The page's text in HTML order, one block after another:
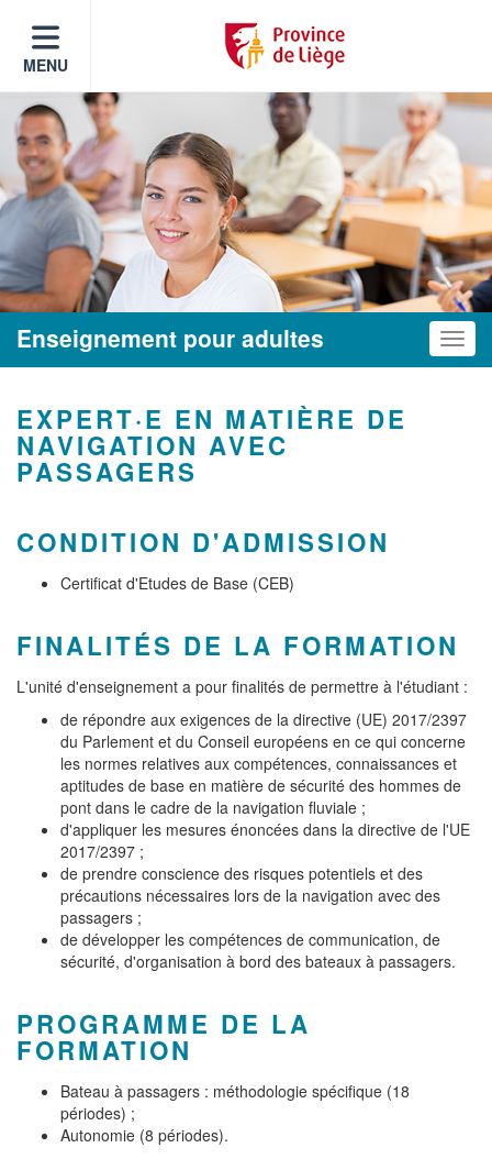
MENU
Enseignement pour adultes
EXPERT·E EN MATIÈRE DE
NAVIGATION AVEC
PASSAGERS
CONDITION D'ADMISSION
Certificat d'Etudes de Base (CEB)
FINALITÉS DE LA FORMATION
L'unité d'enseignement a pour finalités de permettre à l'étudiant :
de répondre aux exigences de la directive (UE) 2017/2397
du Parlement et du Conseil européens en ce qui concerne
les normes relatives aux compétences, connaissances et
aptitudes de base en matière de sécurité des hommes de
pont dans le cadre de la navigation fluviale ;
d'appliquer les mesures énoncées dans la directive de l'UE
2017/2397 ;
de prendre conscience des risques potentiels et des
précautions nécessaires lors de la navigation avec des
passagers ;
de développer les compétences de communication, de
sécurité, d'organisation à bord des bateaux à passagers.
PROGRAMME DE LA
FORMATION
Bateau à passagers : méthodologie spécifique (18
périodes) ;
Autonomie (8 périodes).